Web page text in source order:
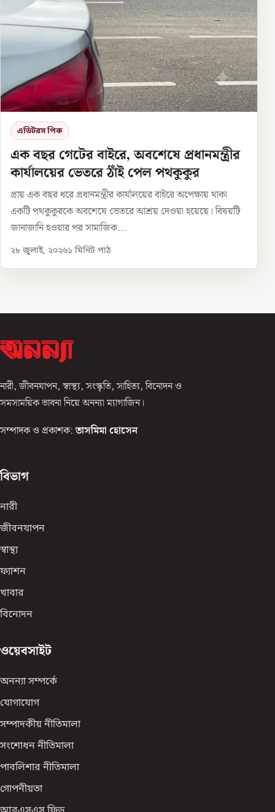
এডিটরস পিক
এক বছর গেটের বাইরে, অবশেষে প্রধানমন্ত্রীর
কার্যালয়ের ভেতরে ঠাঁই পেল পথকুকুর
প্রায় এক বছর ধরে প্রধানমন্ত্রীর কার্যালয়ের বাইরে অপেক্ষায় থাকা
একটি পথকুকুরকে অবশেষে ভেতরে আশ্রয় দেওয়া হয়েছে। বিষয়টি
জানাজানি হওয়ার পর সামাজিক...
২৮ জুলাই, ২০২৬১ মিনিট পাঠ
নারী, জীবনযাপন, স্বাস্থ্য, সংস্কৃতি, সাহিত্য, বিনোদন ও
সমসাময়িক ভাবনা নিয়ে অনন্যা ম্যাগাজিন।
সম্পাদক ও প্রকাশক: তাসমিমা হোসেন
বিভাগ
নারী
জীবনযাপন
স্বাস্থ্য
ফ্যাশন
খাবার
বিনোদন
ওয়েবসাইট
অনন্যা সম্পর্কে
যোগাযোগ
সম্পাদকীয় নীতিমালা
সংশোধন নীতিমালা
পাবলিশার নীতিমালা
গোপনীয়তা